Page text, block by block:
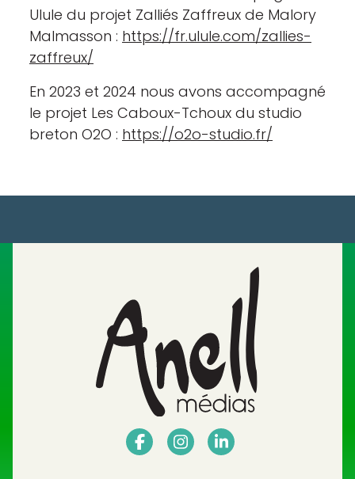
Ulule du projet Zalliés Zaffreux de Malory
Malmasson : https://fr.ulule.com/zallies-
zaffreux/
En 2023 et 2024 nous avons accompagné
le projet Les Caboux-Tchoux du studio
breton O2O : https://o2o-studio.fr/